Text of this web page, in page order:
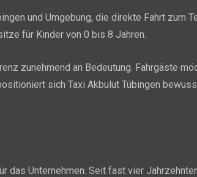
und Umgebung, die direkte Fahrt zum
für Kinder von 0 bis 8 Jahren.
zunehmend an Bedeutung. Fahrgäste
sich Taxi Akbulut Tübingen
Unternehmen. Seit fast vier